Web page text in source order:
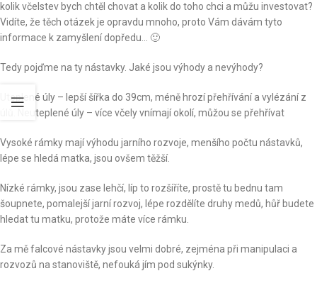
kolik včelstev bych chtěl chovat a kolik do toho chci a můžu investovat?
Vidíte, že těch otázek je opravdu mnoho, proto Vám dávám tyto
informace k zamyšlení dopředu… 🙂
Tedy pojďme na ty nástavky. Jaké jsou výhody a nevýhody?
Uteplené úly – lepší šířka do 39cm, méně hrozí přehřívání a vylézání z
úlů. Neuteplené úly – více včely vnímají okolí, můžou se přehřívat
Vysoké rámky mají výhodu jarního rozvoje, menšího počtu nástavků,
lépe se hledá matka, jsou ovšem těžší.
Nízké rámky, jsou zase lehčí, líp to rozšíříte, prostě tu bednu tam
šoupnete, pomalejší jarní rozvoj, lépe rozdělíte druhy medů, hůř budete
hledat tu matku, protože máte více rámku.
Za mě falcové nástavky jsou velmi dobré, zejména při manipulaci a
rozvozů na stanoviště, nefouká jím pod sukýnky.